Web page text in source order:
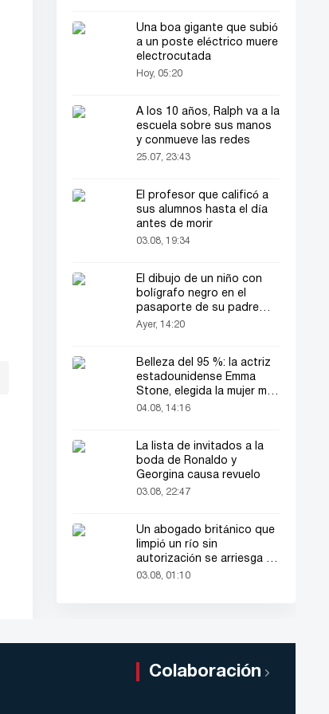
Una boa gigante que subió
a un poste eléctrico muere
electrocutada
Hoy, 05:20
A los 10 años, Ralph va a la
escuela sobre sus manos
y conmueve las redes
25.07, 23:43
El profesor que calificó a
sus alumnos hasta el día
antes de morir
03.08, 19:34
El dibujo de un niño con
bolígrafo negro en el
pasaporte de su padre
llamó la atención de todos
Ayer, 14:20
Belleza del 95 %: la actriz
estadounidense Emma
Stone, elegida la mujer más
bella del mundo
04.08, 14:16
La lista de invitados a la
boda de Ronaldo y
Georgina causa revuelo
03.08, 22:47
Un abogado británico que
limpió un río sin
autorización se arriesga a
hasta 2 años de cárcel
03.08, 01:10
Colaboración